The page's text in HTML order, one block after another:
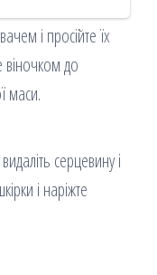
і просійте їх
до
маси.
серцевину і
і наріжте